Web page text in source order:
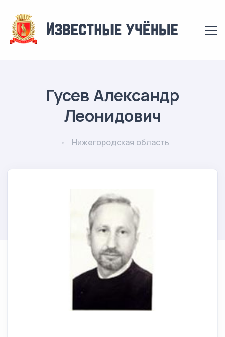
Гусев Александр
Леонидович
Нижегородская область